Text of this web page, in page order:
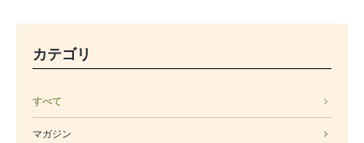
カテゴリ
すべて
マガジン